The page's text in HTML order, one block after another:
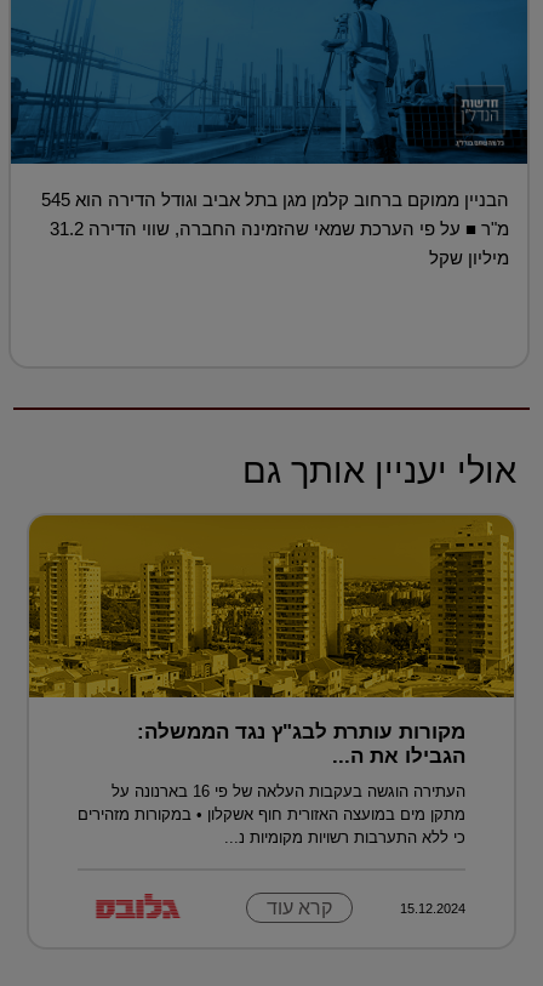
הבניין ממוקם ברחוב קלמן מגן בתל אביב וגודל הדירה הוא 545
מ"ר ■ על פי הערכת שמאי שהזמינה החברה, שווי הדירה 31.2
מיליון שקל
אולי יעניין אותך גם
מקורות עותרת לבג"ץ נגד הממשלה:
הגבילו את ה...
העתירה הוגשה בעקבות העלאה של פי 16 בארנונה על
מתקן מים במועצה האזורית חוף אשקלון • במקורות מזהירים
כי ללא התערבות רשויות מקומיות נ...
15.12.2024 קרא עוד